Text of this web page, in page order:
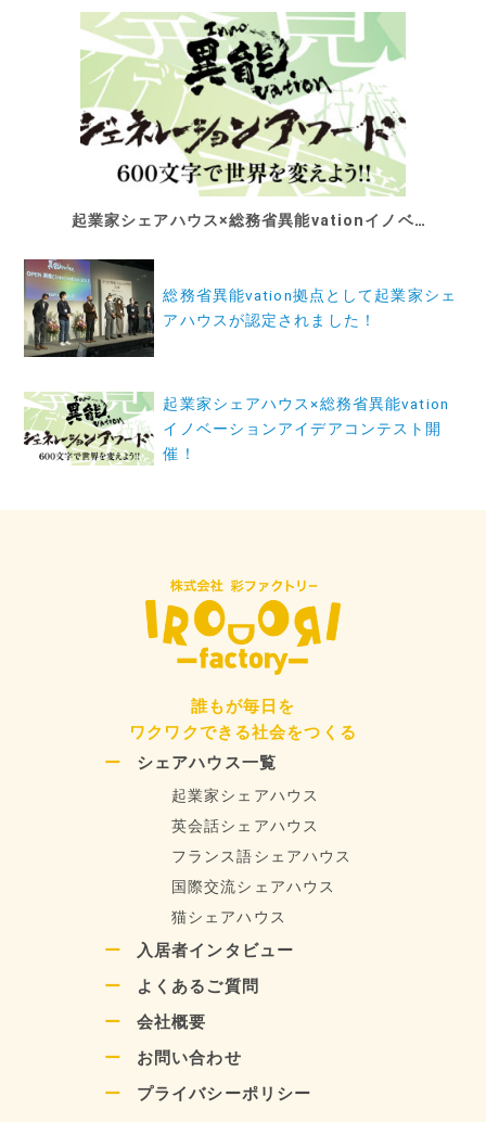
起業家シェアハウス×総務省異能vationイノベーションアイデアコンテスト開催！
投
稿
ナ
ゲ
ー
総務省異能vation拠点として起業家シェ
アハウスが認定されました！
起業家シェアハウス×総務省異能vation
イノベーションアイデアコンテスト開
催！
誰もが毎日を
ワクワクできる社会をつくる
シェアハウス一覧
起業家シェアハウス
英会話シェアハウス
フランス語シェアハウス
国際交流シェアハウス
猫シェアハウス
入居者インタビュー
よくあるご質問
会社概要
お問い合わせ
プライバシーポリシー